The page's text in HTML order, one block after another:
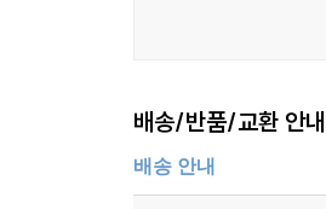
배송/반품/교환 안내
배송 안내